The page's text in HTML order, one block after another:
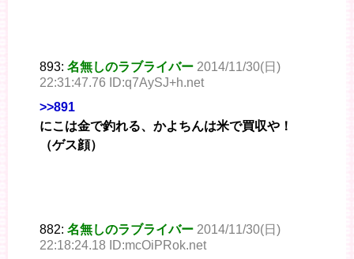
893: 名無しのラブライバー 2014/11/30(日)
22:31:47.76 ID:q7AySJ+h.net
>>891
にこは金で釣れる、かよちんは米で買収や！
（ゲス顔）
882: 名無しのラブライバー 2014/11/30(日)
22:18:24.18 ID:mcOiPRok.net